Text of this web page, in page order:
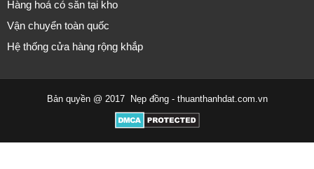
Nẹp Đồng LA 5x50
Hàng hoá có sẵn tại kho
Vận chuyển toàn quốc
Hệ thống cửa hàng rộng khắp
Bản quyền @ 2017 Nẹp đồng - thuanthanhdat.com.vn